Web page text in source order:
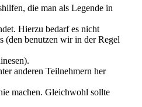
die man als Legende in
Hierzu bedarf es nicht
(den benutzen wir in der Regel
anderen Teilnehmern her
machen. Gleichwohl sollte